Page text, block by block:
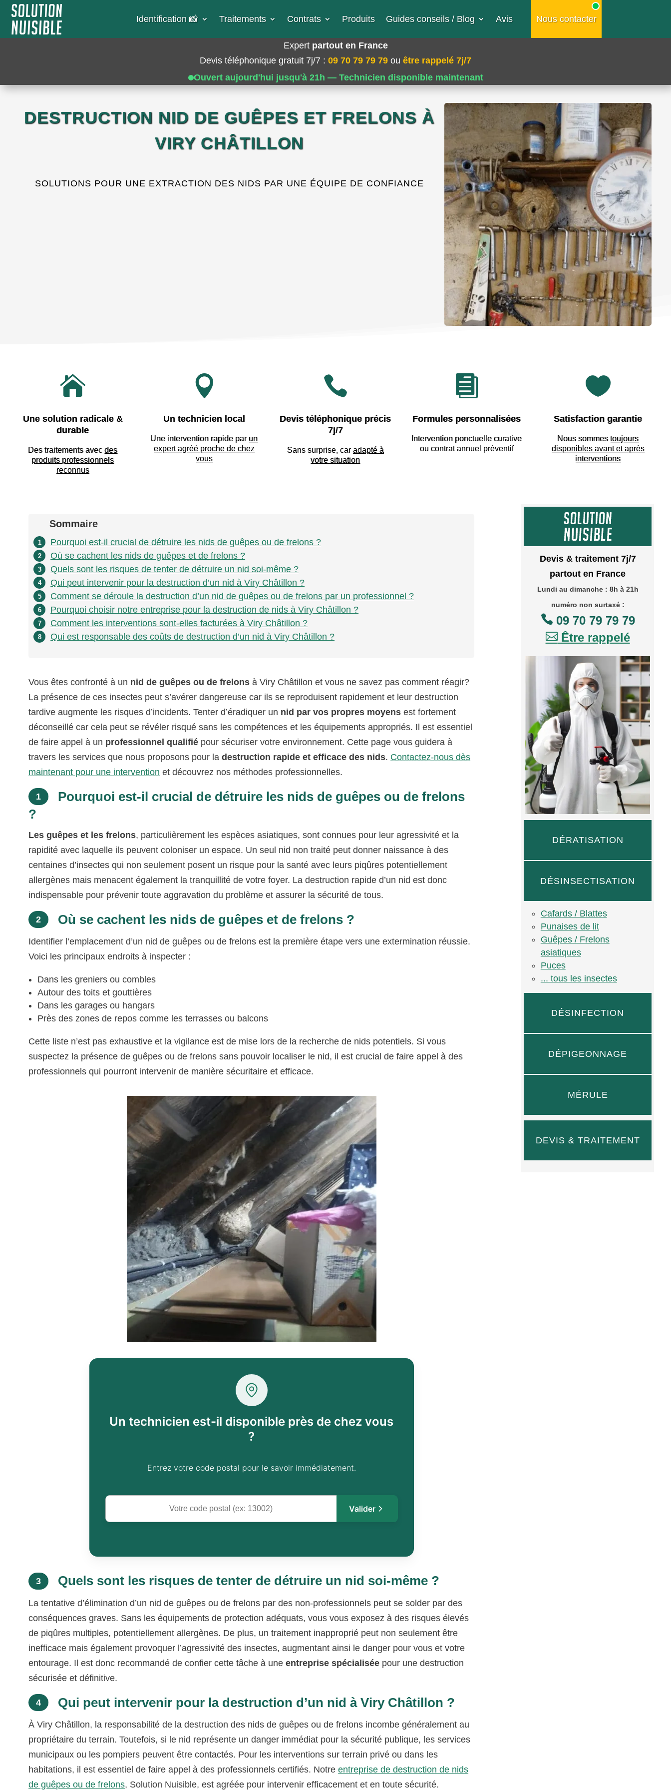
Identification 📸​ Traitements Contrats Produits Guides conseils / Blog Avis Nous contacter
Expert partout en France
Devis téléphonique gratuit 7j/7 : 09 70 79 79 79 ou être rappelé 7j/7
Ouvert aujourd'hui jusqu'à 21h — Technicien disponible maintenant
DESTRUCTION NID DE GUÊPES ET FRELONS À
VIRY CHÂTILLON
SOLUTIONS POUR UNE EXTRACTION DES NIDS PAR UNE ÉQUIPE DE CONFIANCE

Une solution radicale &
durable
Des traitements avecdes
produits professionnels
reconnus

Un technicien local
Une intervention rapide par un
expert agréé proche de chez
vous

Devis téléphonique précis
7j/7
Sans surprise, car adapté à
votre situation

Formules personnalisées
Intervention ponctuelle curative
ou contrat annuel préventif

Satisfaction garantie
Nous sommestoujours
disponibles avant et après
interventions
Sommaire
1 Pourquoi est-il crucial de détruire les nids de guêpes ou de frelons ?
2 Où se cachent les nids de guêpes et de frelons ?
3 Quels sont les risques de tenter de détruire un nid soi-même ?
4 Qui peut intervenir pour la destruction d’un nid à Viry Châtillon ?
5 Comment se déroule la destruction d’un nid de guêpes ou de frelons par un professionnel ?
6 Pourquoi choisir notre entreprise pour la destruction de nids à Viry Châtillon ?
7 Comment les interventions sont-elles facturées à Viry Châtillon ?
8 Qui est responsable des coûts de destruction d’un nid à Viry Châtillon ?
Vous êtes confronté à un nid de guêpes ou de frelons à Viry Châtillon et vous ne savez pas comment réagir?
La présence de ces insectes peut s’avérer dangereuse car ils se reproduisent rapidement et leur destruction
tardive augmente les risques d’incidents. Tenter d’éradiquer un nid par vos propres moyens est fortement
déconseillé car cela peut se révéler risqué sans les compétences et les équipements appropriés. Il est essentiel
de faire appel à un professionnel qualifié pour sécuriser votre environnement. Cette page vous guidera à
travers les services que nous proposons pour ladestruction rapide et efficace des nids. Contactez-nous dès
maintenant pour une intervention et découvrez nos méthodes professionnelles.
1
Pourquoi est-il crucial de détruire les nids de guêpes ou de frelons
?
Les guêpes et les frelons, particulièrement les espèces asiatiques, sont connues pour leur agressivité et la
rapidité avec laquelle ils peuvent coloniser un espace. Un seul nid non traité peut donner naissance à des
centaines d’insectes qui non seulement posent un risque pour la santé avec leurs piqûres potentiellement
allergènes mais menacent également la tranquillité de votre foyer. La destruction rapide d’un nid est donc
indispensable pour prévenir toute aggravation du problème et assurer la sécurité de tous.
2 Où se cachent les nids de guêpes et de frelons ?
Identifier l’emplacement d’un nid de guêpes ou de frelons est la première étape vers une extermination réussie.
Voici les principaux endroits à inspecter :
Dans les greniers ou combles
Autour des toits et gouttières
Dans les garages ou hangars
Près des zones de repos comme les terrasses ou balcons
Cette liste n’est pas exhaustive et la vigilance est de mise lors de la recherche de nids potentiels. Si vous
suspectez la présence de guêpes ou de frelons sans pouvoir localiser le nid, il est crucial de faire appel à des
professionnels qui pourront intervenir de manière sécuritaire et efficace.
Un technicien est-il disponible près de chez vous
?
Entrez votre code postal pour le savoir immédiatement.
Valider
3 Quels sont les risques de tenter de détruire un nid soi-même ?
La tentative d’élimination d’un nid de guêpes ou de frelons par des non-professionnels peut se solder par des
conséquences graves. Sans les équipements de protection adéquats, vous vous exposez à des risques élevés
de piqûres multiples, potentiellement allergènes. De plus, un traitement inapproprié peut non seulement être
inefficace mais également provoquer l’agressivité des insectes, augmentant ainsi le danger pour vous et votre
entourage. Il est donc recommandé de confier cette tâche à uneentreprise spécialisée pour une destruction
sécurisée et définitive.
4 Qui peut intervenir pour la destruction d’un nid à Viry Châtillon ?
À Viry Châtillon, la responsabilité de la destruction des nids de guêpes ou de frelons incombe généralement au
propriétaire du terrain. Toutefois, si le nid représente un danger immédiat pour la sécurité publique, les services
municipaux ou les pompiers peuvent être contactés. Pour les interventions sur terrain privé ou dans les
habitations, il est essentiel de faire appel à des professionnels certifiés. Notreentreprise de destruction de nids
de guêpes ou de frelons, Solution Nuisible, est agréée pour intervenir efficacement et en toute sécurité.
Devis & traitement 7j/7
partout en France
Lundi au dimanche : 8h à 21h
numéro non surtaxé :
09 70 79 79 79
 Être rappelé
DÉRATISATION
DÉSINSECTISATION
Cafards / Blattes
Punaises de lit
Guêpes / Frelons
asiatiques
Puces
... tous les insectes
DÉSINFECTION
DÉPIGEONNAGE
MÉRULE
DEVIS & TRAITEMENT